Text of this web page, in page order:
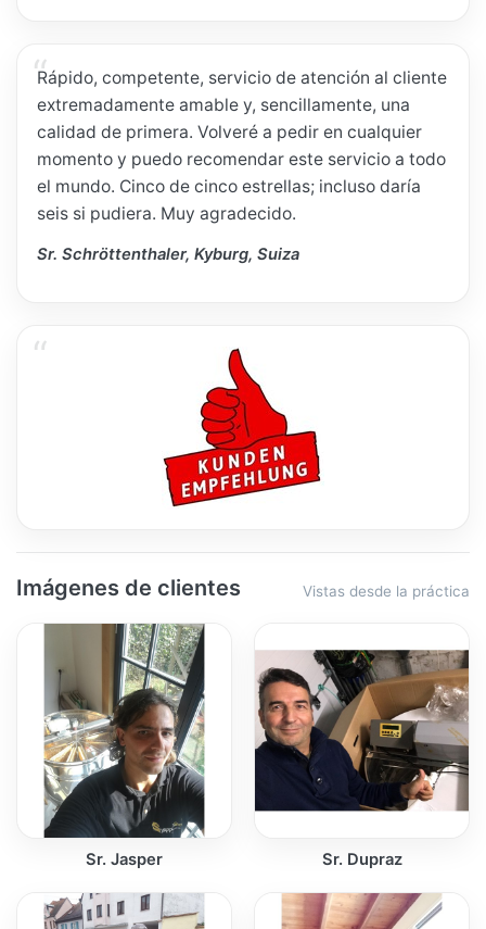
Rápido, competente, servicio de atención al cliente
extremadamente amable y, sencillamente, una
calidad de primera. Volveré a pedir en cualquier
momento y puedo recomendar este servicio a todo
el mundo. Cinco de cinco estrellas; incluso daría
seis si pudiera. Muy agradecido.
Sr. Schröttenthaler, Kyburg, Suiza
Imágenes de clientes Vistas desde la práctica
Sr. Jasper Sr. Dupraz